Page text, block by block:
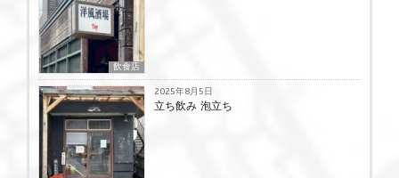
飲食店
2025年8月5日
立ち飲み 泡立ち